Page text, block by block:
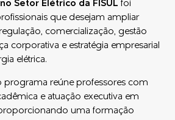
Setor Elétrico da FISUL foi
que desejam ampliar
comercialização, gestão
corporativa e estratégia empresarial
elétrica.
programa reúne professores com
e atuação executiva em
uma formação